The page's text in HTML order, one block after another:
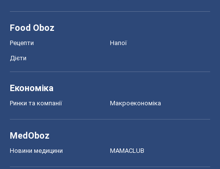
Food Oboz
Рецепти Напої
Дієти
Економіка
Ринки та компанії Макроекономіка
MedOboz
Новини медицини MAMACLUB